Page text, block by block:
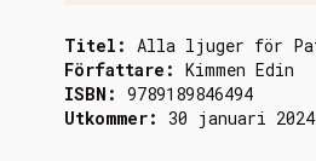
Titel: Alla ljuger för
Författare: Kimmen Edin
ISBN: 9789189846494
Utkommer: 30 januari 2024